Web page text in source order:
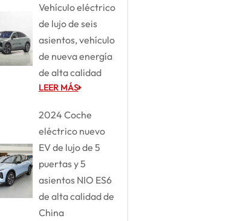
Vehículo eléctrico
de lujo de seis
asientos, vehículo
de nueva energía
de alta calidad
LEER MÁS
2024 Coche
eléctrico nuevo
EV de lujo de 5
puertas y 5
asientos NIO ES6
de alta calidad de
China